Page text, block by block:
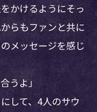
かけるようにそっ
らもファンと共に
メッセージを感じ
うよ」
して、4人のサウ